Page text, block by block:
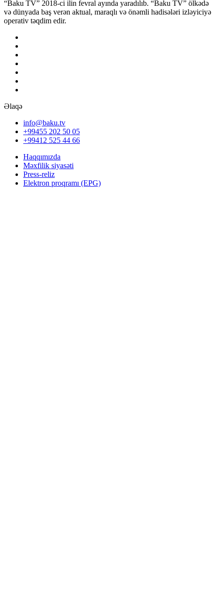
“Baku TV” 2018-ci ilin fevral ayında yaradılıb. “Baku TV” ölkədə
və dünyada baş verən aktual, maraqlı və önəmli hadisələri izləyiciyə
operativ təqdim edir.
Əlaqə
info@baku.tv
+99455 202 50 05
+99412 525 44 66
Haqqımızda
Məxfilik siyasəti
Press-reliz
Elektron proqramı (EPG)